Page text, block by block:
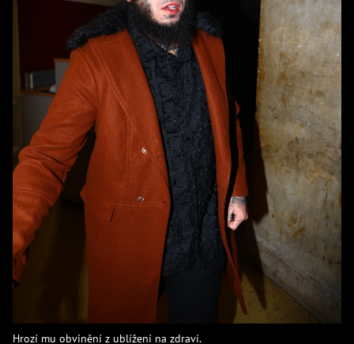
Hrozí mu obvinění z ublížení na zdraví.